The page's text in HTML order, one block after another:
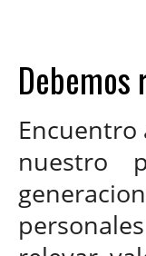
Debemos
nuestro